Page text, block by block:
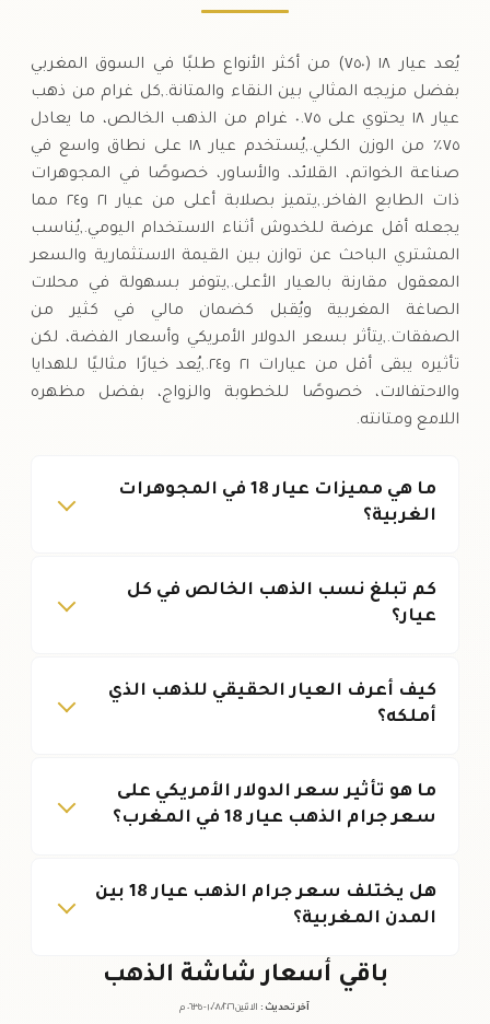
٩٢٠.٠٠ درهم
يُعد عيار ١٨ (٧٥٠) من أكثر الأنواع طلبًا في السوق المغربي
بفضل مزيجه المثالي بين النقاء والمتانة.,كل غرام من ذهب
عيار ١٨ يحتوي على ٠.٧٥ غرام من الذهب الخالص، ما يعادل
٧٥٪ من الوزن الكلي.,يُستخدم عيار ١٨ على نطاق واسع في
صناعة الخواتم، القلائد، والأساور، خصوصًا في المجوهرات
ذات الطابع الفاخر.,يتميز بصلابة أعلى من عيار ٢١ و٢٤ مما
يجعله أقل عرضة للخدوش أثناء الاستخدام اليومي.,يُناسب
المشتري الباحث عن توازن بين القيمة الاستثمارية والسعر
المعقول مقارنة بالعيار الأعلى.,يتوفر بسهولة في محلات
الصاغة المغربية ويُقبل كضمان مالي في كثير من
الصفقات.,يتأثر بسعر الدولار الأمريكي وأسعار الفضة، لكن
تأثيره يبقى أقل من عيارات ٢١ و٢٤.,يُعد خيارًا مثاليًا للهدايا
والاحتفالات، خصوصًا للخطوبة والزواج، بفضل مظهره
اللامع ومتانته.
ما هي مميزات عيار 18 في المجوهرات
الغربية؟
كم تبلغ نسب الذهب الخالص في كل
عيار؟
كيف أعرف العيار الحقيقي للذهب الذي
أملكه؟
ما هو تأثير سعر الدولار الأمريكي على
سعر جرام الذهب عيار 18 في المغرب؟
هل يختلف سعر جرام الذهب عيار 18 بين
المدن المغربية؟
باقي أسعار شاشة الذهب
آخر تحديث : الاثنين ١٠ /٠٨/٢٠٢٦ - ٠٦:٣٥ م